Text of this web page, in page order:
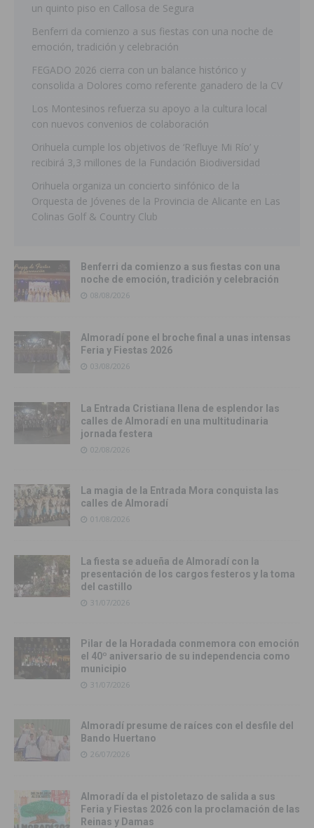
un quinto piso en Callosa de Segura
Benferri da comienzo a sus fiestas con una noche de
emoción, tradición y celebración
FEGADO 2026 cierra con un balance histórico y
consolida a Dolores como referente ganadero de la CV
Los Montesinos refuerza su apoyo a la cultura local
con nuevos convenios de colaboración
Orihuela cumple los objetivos de ‘Refluye Mi Río’ y
recibirá 3,3 millones de la Fundación Biodiversidad
Orihuela organiza un concierto sinfónico de la
Orquesta de Jóvenes de la Provincia de Alicante en Las
Colinas Golf & Country Club
Benferri da comienzo a sus fiestas con una
noche de emoción, tradición y celebración
08/08/2026
Almoradí pone el broche final a unas intensas
Feria y Fiestas 2026
03/08/2026
La Entrada Cristiana llena de esplendor las
calles de Almoradí en una multitudinaria
jornada festera
02/08/2026
La magia de la Entrada Mora conquista las
calles de Almoradí
01/08/2026
La fiesta se adueña de Almoradí con la
presentación de los cargos festeros y la toma
del castillo
31/07/2026
Pilar de la Horadada conmemora con emoción
el 40º aniversario de su independencia como
municipio
31/07/2026
Almoradí presume de raíces con el desfile del
Bando Huertano
26/07/2026
Almoradí da el pistoletazo de salida a sus
Feria y Fiestas 2026 con la proclamación de las
Reinas y Damas